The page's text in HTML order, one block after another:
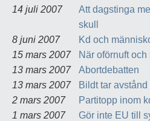
14 juli 2007
Att dagstinga
skull
8 juni 2007
Kd och
15 mars 2007
När oförnuft och
13 mars 2007
Abortdebatten
13 mars 2007
Bildt tar
2 mars 2007
Partitopp inom
1 mars 2007
Gör inte EU till